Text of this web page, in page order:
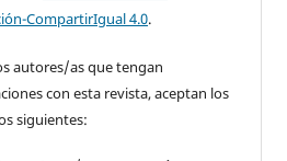
CompartirIgual 4.0.
autores/as que tengan
con esta revista, aceptan los
siguientes: